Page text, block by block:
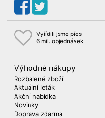
Vyřídili jsme přes
6 mil. objednávek
Výhodné nákupy
Rozbalené zboží
Aktuální leták
Akční nabídka
Novinky
Doprava zdarma